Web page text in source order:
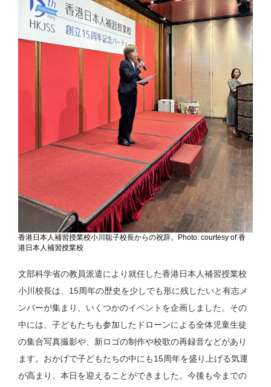
香港日本人補習授業校小川聡子校長からの祝辞。Photo: courtesy of 香
港日本人補習授業校
文部科学省の教員派遣により就任した香港日本人補習授業校
小川校長は、15周年の歴史を少しでも形に残したいと有志メ
ンバーが集まり、いくつかのイベントを企画しました。その
中には、子どもたちも参加したドローンによる全体児童生徒
の集合写真撮影や、新ロゴの制作や校歌の再録音などがあり
ます。おかげで子どもたちの中にも15周年を盛り上げる気運
が高まり、本日を迎えることができました。今後も今までの